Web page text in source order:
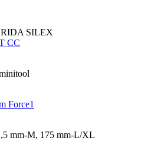
SILEX
CC
Force1
mm-M, 175 mm-L/XL